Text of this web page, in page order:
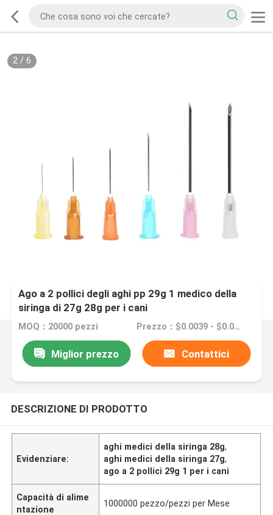
2/ 6
Ago a 2 pollici degli aghi pp 29g 1 medico della
siringa di 27g 28g per i cani
MOQ：20000 pezzi Prezzo：$0.0039 - $0.0089/pieces
Miglior prezzo Contattici
DESCRIZIONE DI PRODOTTO
Evidenziare:
aghi medici della siringa 28g,
aghi medici della siringa 27g,
ago a 2 pollici 29g 1 per i cani
Capacità di alime
ntazione
1000000 pezzo/pezzi per Mese